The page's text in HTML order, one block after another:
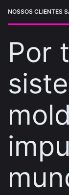
NOSSOS CLIENTES
Por